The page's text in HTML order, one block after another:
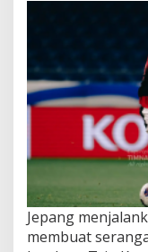
Jepang
membuat